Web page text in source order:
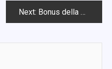
Next: Bonus della Carta Regalo Robux: ricompense robux esclusive, bonus in-game, ricompense collezionabili